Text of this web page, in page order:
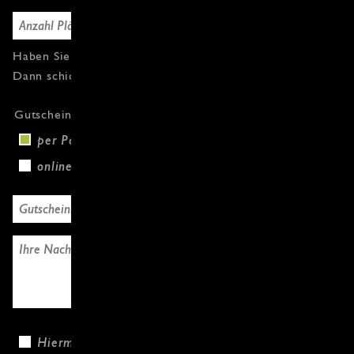
Haben Sie Fragen oder weitere Gutscheine?
Dann schicken Sie uns einfach eine Nachricht.
Gutscheinversand
per Post (+3,00 €)
online
Hiermit bestätige ich, dass ich die